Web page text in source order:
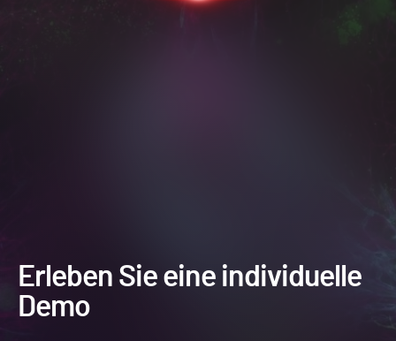
Erleben Sie eine individuelle
Demo